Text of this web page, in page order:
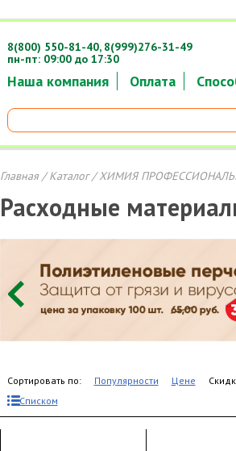
Наша компания Оплата
8(800) 550-81-40, 8(999)276-31-49
пн-пт: 09:00 до 17:30
Главная/Каталог/ХИМИЯ
Расходные
Сортировать по: Популярности Цене
Списком